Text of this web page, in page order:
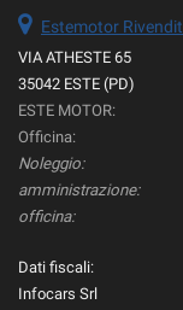
Estemotor
VIA ATHESTE 65
35042 ESTE (PD)
ESTE MOTOR:
Officina:
Noleggio:
amministrazione:
officina:
Dati fiscali:
Infocars Srl